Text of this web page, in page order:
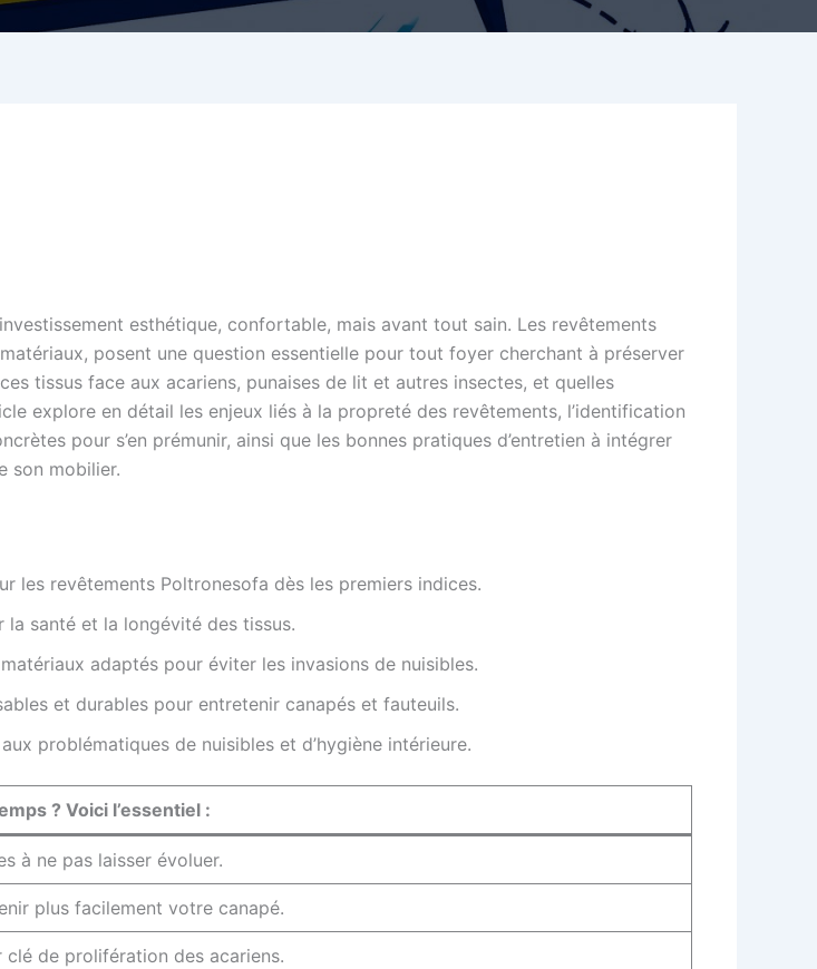
investissement esthétique, confortable, mais avant tout sain. Les revêtements
posent une question essentielle pour tout foyer cherchant à préserver
tissus face aux acariens, punaises de lit et autres insectes, et quelles
explore en détail les enjeux liés à la propreté des revêtements, l’identification
pour s’en prémunir, ainsi que les bonnes pratiques d’entretien à intégrer
son mobilier.
les revêtements Poltronesofa dès les premiers indices.
la santé et la longévité des tissus.
adaptés pour éviter les invasions de nuisibles.
et durables pour entretenir canapés et fauteuils.
problématiques de nuisibles et d’hygiène intérieure.
? Voici l’essentiel :
à ne pas laisser évoluer.
plus facilement votre canapé.
de prolifération des acariens.